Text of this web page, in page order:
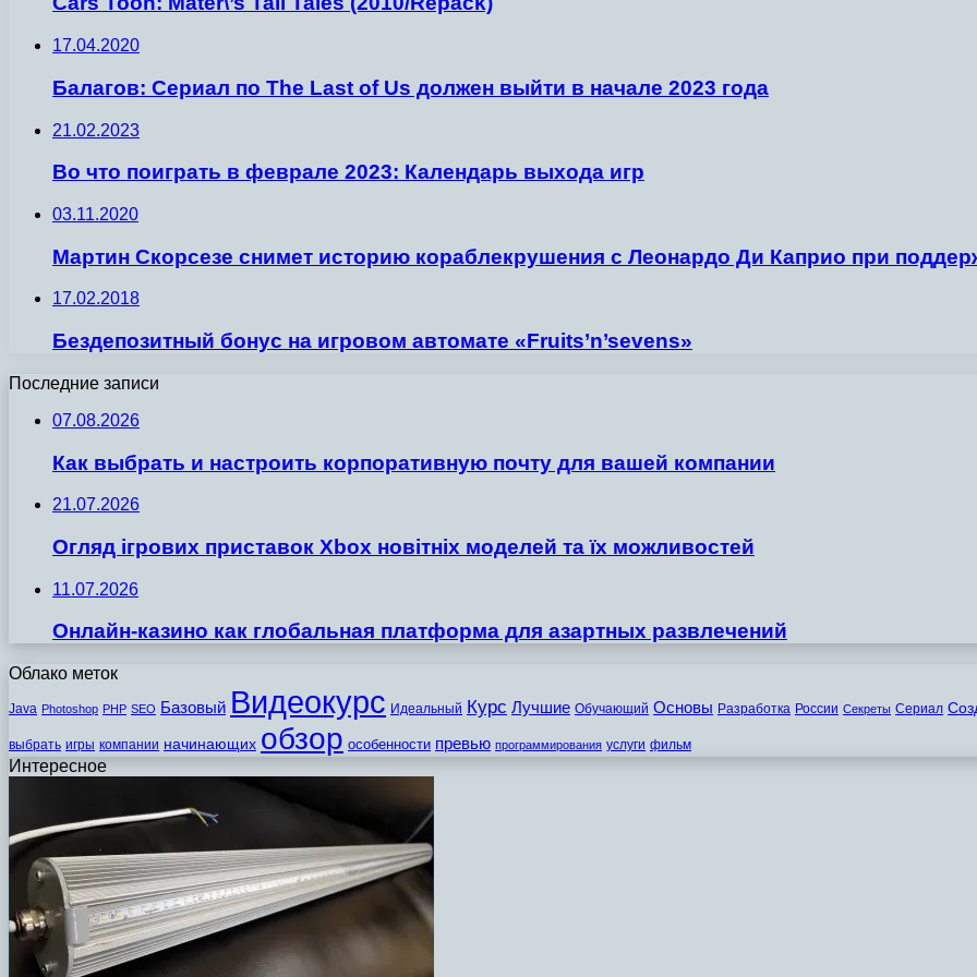
17.04.2020
Балагов: Сериал по The Last of Us должен выйти в начале 2023 года
21.02.2023
Во что поиграть в феврале 2023: Календарь выхода игр
03.11.2020
Мартин Скорсезе снимет историю кораблекрушения с Леонардо Ди Каприо при
17.02.2018
Бездепозитный бонус на игровом автомате «Fruits’n’sevens»
Последние записи
07.08.2026
Как выбрать и настроить корпоративную почту для вашей компании
21.07.2026
Огляд ігрових приставок Xbox новітніх моделей та їх можливостей
11.07.2026
Онлайн-казино как глобальная платформа для азартных развлечений
Облако меток
Java Photoshop PHP SEO Базовый Видеокурс Идеальный Курс Лучшие Обучающий Основы Разработка России Секреты Сериал
выбрать игры компании начинающих обзор особенности превью программирования услуги фильм
Интересное